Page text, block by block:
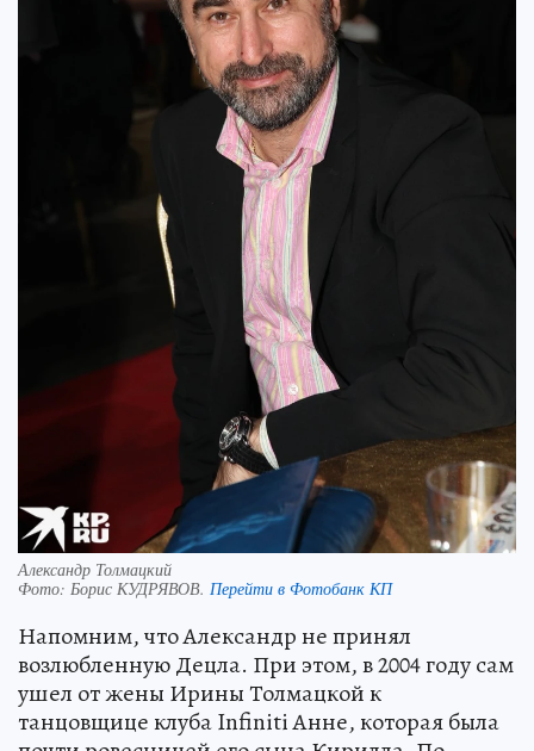
Александр Толмацкий
Фото: Борис КУДРЯВОВ. Перейти в Фотобанк КП
Напомним, что Александр не принял
возлюбленную Децла. При этом, в 2004 году сам
ушел от жены Ирины Толмацкой к
танцовщице клуба Infiniti Анне, которая была